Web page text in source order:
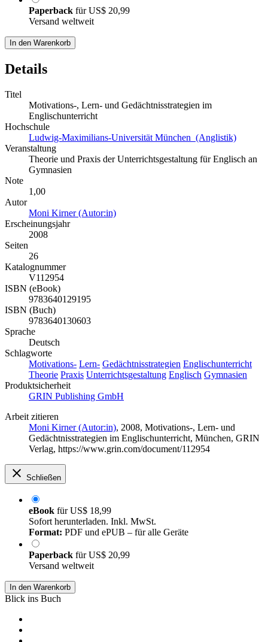
Paperback fürUS$ 20,99
Versand weltweit
In den Warenkorb
Details
Titel
Motivations-, Lern- und Gedächtnisstrategien im
Englischunterricht
Hochschule
Ludwig-Maximilians-Universität München (Anglistik)
Veranstaltung
Theorie und Praxis der Unterrichtsgestaltung für Englisch an
Gymnasien
Note
1,00
Autor
Moni Kirner (Autor:in)
Erscheinungsjahr
2008
Seiten
26
Katalognummer
V112954
ISBN (eBook)
9783640129195
ISBN (Buch)
9783640130603
Sprache
Deutsch
Schlagworte
Motivations- Lern- Gedächtnisstrategien Englischunterricht
Theorie Praxis Unterrichtsgestaltung Englisch Gymnasien
Produktsicherheit
GRIN Publishing GmbH
Arbeit zitieren
Moni Kirner (Autor:in), 2008, Motivations-, Lern- und
Gedächtnisstrategien im Englischunterricht, München, GRIN
Verlag, https://www.grin.com/document/112954
Schließen
eBook fürUS$ 18,99
Sofort herunterladen. Inkl. MwSt.
Format: PDF und ePUB – für alle Geräte
Paperback fürUS$ 20,99
Versand weltweit
In den Warenkorb
Blick ins Buch